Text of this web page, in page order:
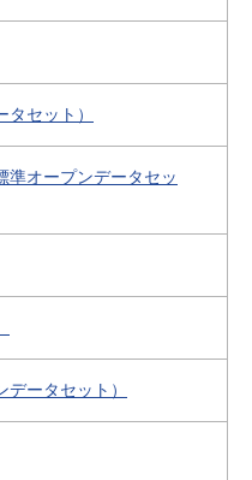
セット）
準オープンデータセッ
ータセット）